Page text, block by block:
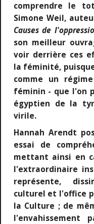
comprendre le
Simone Weil,
Causes de
son meilleur
voir derrière ces
la féminité,
comme un
féminin - que l'on
égyptien de la
virile.
Hannah Arendt
essai de
mettant ainsi en
l'extraordinaire
représente,
culturel et l'office
la Culture ; de
l'envahissement